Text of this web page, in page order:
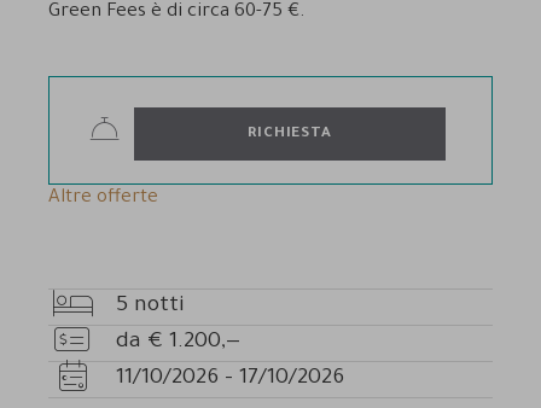
Green Fees è di circa 60-75 €.
RICHIESTA
Altre offerte
Pernottamenti
5 notti
Prezzo
da € 1.200,—
Disponibilità
11/10/2026 - 17/10/2026